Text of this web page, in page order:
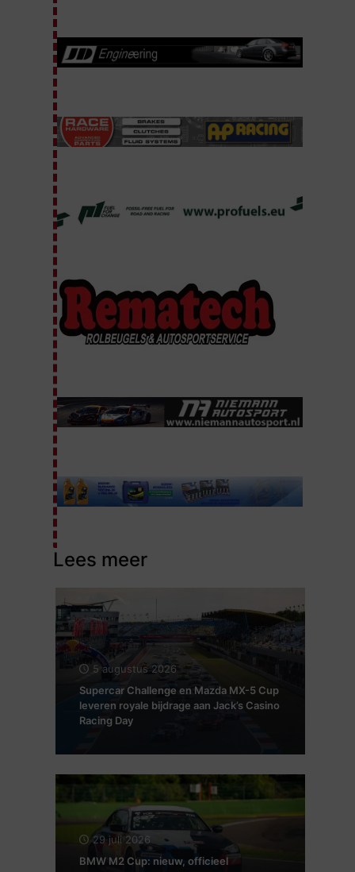
Lees meer
5 augustus 2026
Supercar Challenge en Mazda MX-5 Cup
leveren royale bijdrage aan Jack’s Casino
Racing Day
29 juli 2026
BMW M2 Cup: nieuw, officieel